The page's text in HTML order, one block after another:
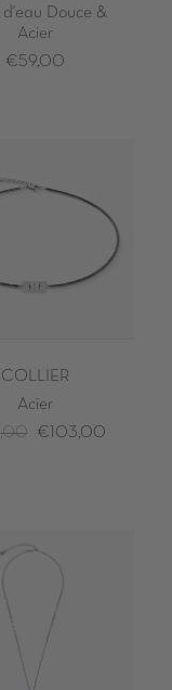
d'eau Douce &
Acier
€59,00
COLLIER
Acier
€103,00